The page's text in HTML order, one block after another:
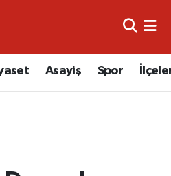
Asayiş Spor
ve Fikstür